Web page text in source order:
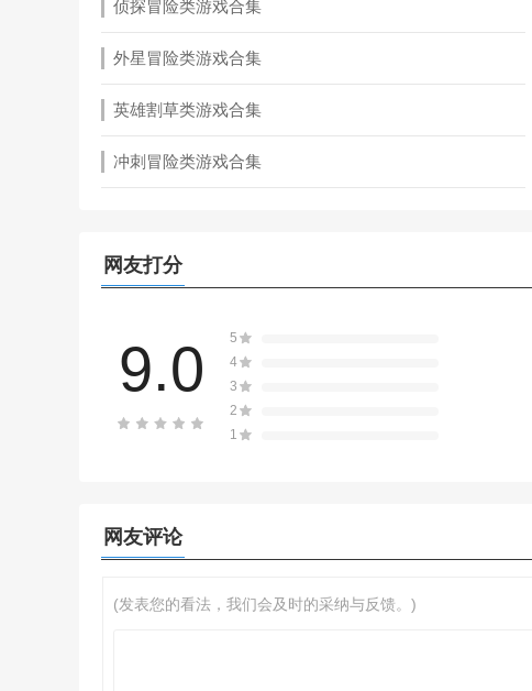
侦探冒险类游戏合集
外星冒险类游戏合集
英雄割草类游戏合集
冲刺冒险类游戏合集
网友打分
9.0
5
4
3
2
1
网友评论
(发表您的看法，我们会及时的采纳与反馈。)